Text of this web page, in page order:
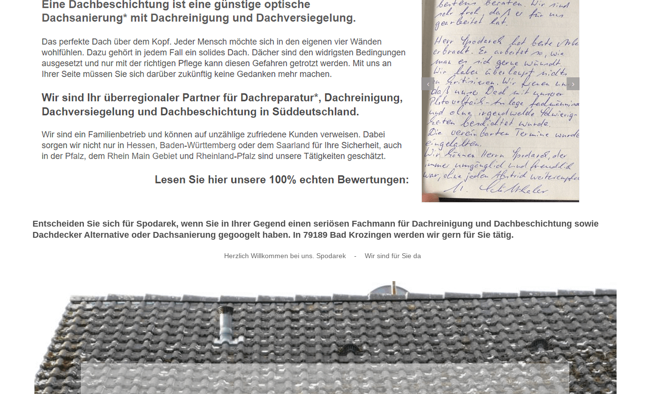
Entscheiden Sie sich für Spodarek, wenn Sie in Ihrer Gegend einen seriösen Fachmann für Dachreinigung und Dachbeschichtung sowie
Dachdecker Alternative oder Dachsanierung gegoogelt haben. In 79189 Bad Krozingen werden wir gern für Sie tätig.
Herzlich Willkommen bei uns. Spodarek - Wir sind für Sie da